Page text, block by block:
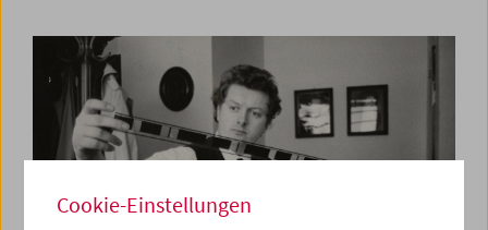
Cookie-Einstellungen